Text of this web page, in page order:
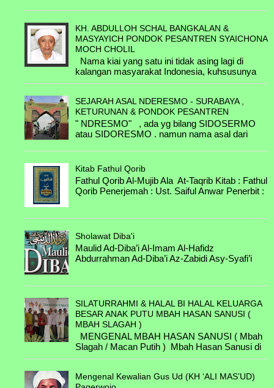
............ & ..............
A.5.3.F. KH. Shodiq Muslim bin Muslim
& Khabibah binti KH Ismail
A.5.4.G. Syarifah Fatimatuz Zahro bin
Ahmad Hafidzuddin & Ali Subro bin
Ahmad Kholil
............ & ..............
B.3.1.C. Nyai Hj. Fatimah binti KH.
Abbas & KH Ismail bin KH Sholeh Ilyas
KH. Abdul Wachid bin KH. Abbas &
Zainab
B.3.1.E. Nyai Hj. Chanifah binti KH.
Abbas & KH Farchan bin Bakri
KH. Abdul Mujib bin KH. Abbas & Nyai
Hj Mudawamah
B.4.3.A. Mutsmiroh binti Abdul Karim &
Kyai Syafi'i
B.4.3.B. Chabibah binti Abdul Karim &
H. Zain
B.4.3.C. Arbiyah binti Abdul Karim &
Kaspal
B.4.3.D. Mutmainnah binti Abdul Karim
B.4.3.E. Chalimah binti Abdul Karim &
Mustahal
B.5.1.A. H. Achmad bin Kyai Nur & ....
B.5.1.B. KH. Anwar Noer bin Kyai Nur
B.5.2.A. Nyai Maryam & ....
KH. ABDULLOH SCHAL BANGKALAN &
MASYAYICH PONDOK PESANTREN SYAICHONA
MOCH CHOLIL
Nama kiai yang satu ini tidak asing lagi di
kalangan masyarakat Indonesia, kuhsusunya
Madura. Selain sebagai salah satu cucu
SEJARAH ASAL NDERESMO - SURABAYA ,
KETURUNAN & PONDOK PESANTREN
" NDRESMO" , ada yg bilang SIDOSERMO
atau SIDORESMO . namun nama asal dari
Perkampungan yang terl...
Kitab Fathul Qorib
Fathul Qorib Al-Mujib Ala At-Taqrib Kitab : Fathul
Qorib Penerjemah : Ust. Saiful Anwar Penerbit :
Sholawat Diba'i
Maulid Ad-Diba’i Al-Imam Al-Hafidz
Abdurrahman Ad-Diba’i Az-Zabidi Asy-Syafi’i
SILATURRAHMI & HALAL BI HALAL KELUARGA
BESAR ANAK PUTU MBAH HASAN SANUSI (
MBAH SLAGAH )
MENGENAL MBAH HASAN SANUSI ( Mbah
Slagah / Macan Putih ) Mbah Hasan Sanusi di
lahirkan di Keboncandi - Kecamatan Gondang
Mengenal Kewalian Gus Ud (KH ‘ALI MAS’UD)